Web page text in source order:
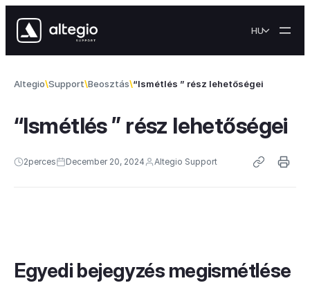
HU
Altegio Support Beosztás “Ismétlés ” rész lehetőségei
“Ismétlés ” rész lehetőségei
2perces December 20, 2024 Altegio Support
Egyedi bejegyzés megismétlése